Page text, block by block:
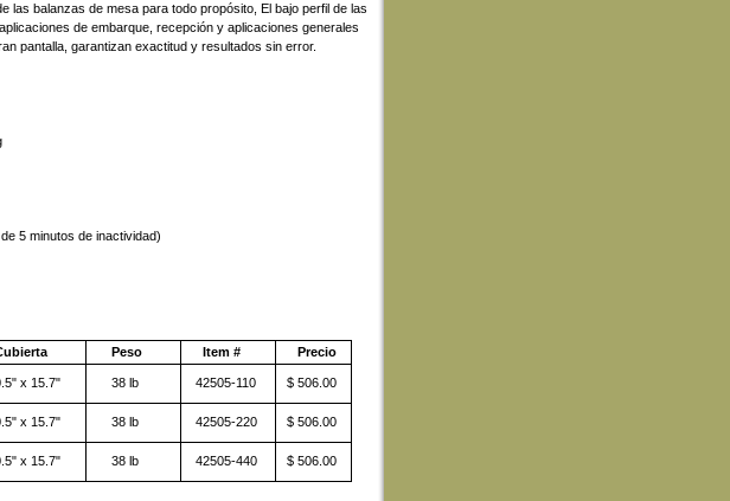
las balanzas de mesa para todo propósito, El bajo perfil de las
de embarque, recepción y aplicaciones generales
pantalla, garantizan exactitud y resultados sin error.
5 minutos de inactividad)
Peso Item # Precio
x 15.7" 38 lb 42505-110 $ 506.00
x 15.7" 38 lb 42505-220 $ 506.00
x 15.7" 38 lb 42505-440 $ 506.00